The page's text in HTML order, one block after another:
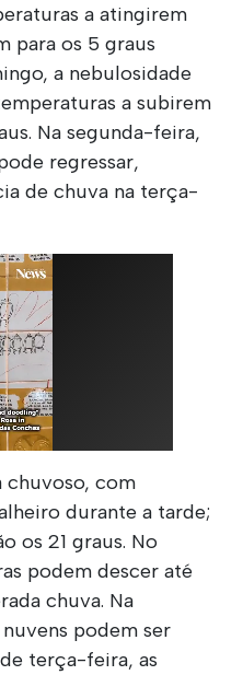
a atingirem
para os 5 graus
a nebulosidade
a subirem
Na segunda-feira,
regressar,
de chuva na terça-
chuvoso, com
durante a tarde;
os 21 graus. No
podem descer até
chuva. Na
podem ser
terça-feira, as